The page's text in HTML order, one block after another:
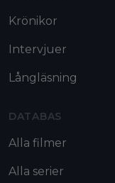
Krönikor
Intervjuer
Långläsning
DATABAS
Alla filmer
Alla serier